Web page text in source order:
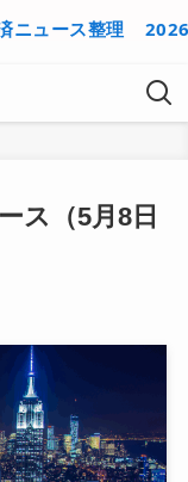
ス整理 2026年8
ス（5月8日